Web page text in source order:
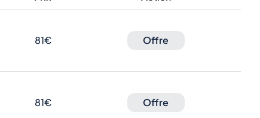
81€ Offre
81€ Offre